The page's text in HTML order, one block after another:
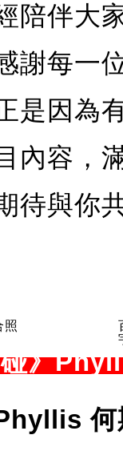
陪伴大
謝每一
是因為
內容，
待與你
照
》
何